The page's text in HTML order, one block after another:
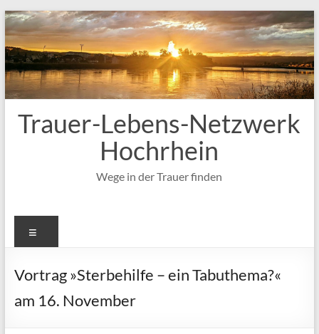
Zum
Inhalt
springen
Trauer-Lebens-Netzwerk
Hochrhein
Wege in der Trauer finden
Vortrag »Sterbehilfe – ein Tabuthema?«
am 16. November